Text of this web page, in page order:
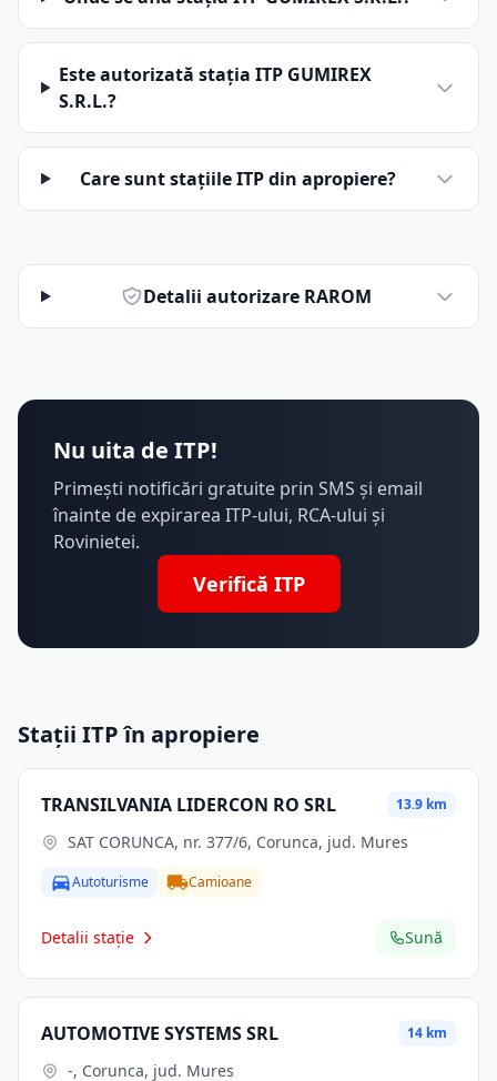
Este autorizată stația ITP GUMIREX
S.R.L.?
Care sunt stațiile ITP din apropiere?
Detalii autorizare RAROM
Nu uita de ITP!
Primești notificări gratuite prin SMS și email
înainte de expirarea ITP-ului, RCA-ului și
Rovinietei.
Verifică ITP
Stații ITP în apropiere
TRANSILVANIA LIDERCON RO SRL 13.9 km
SAT CORUNCA, nr. 377/6, Corunca, jud. Mures
Autoturisme Camioane
Detalii stație Sună
AUTOMOTIVE SYSTEMS SRL 14 km
-, Corunca, jud. Mures